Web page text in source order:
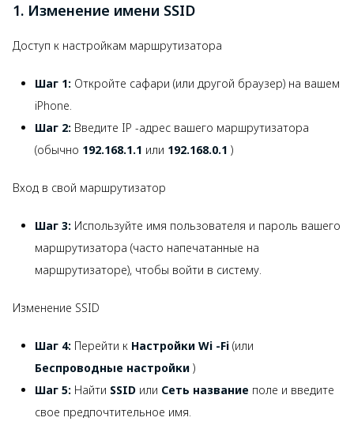
1. Изменение имени SSID
Доступ к настройкам маршрутизатора
Шаг 1: Откройте сафари (или другой браузер) на вашем
iPhone.
Шаг 2: Введите IP -адрес вашего маршрутизатора
(обычно 192.168.1.1 или 192.168.0.1 )
Вход в свой маршрутизатор
Шаг 3: Используйте имя пользователя и пароль вашего
маршрутизатора (часто напечатанные на
маршрутизаторе), чтобы войти в систему.
Изменение SSID
Шаг 4: Перейти к Настройки Wi -Fi (или
Беспроводные настройки )
Шаг 5: Найти SSID или Сеть название поле и введите
свое предпочтительное имя.